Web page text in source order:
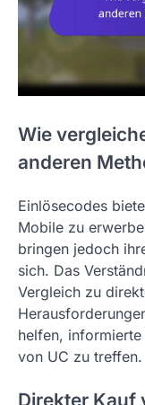
Wie
anderen
Einlösecodes
Mobile zu
bringen jedoch
sich. Das
Vergleich zu
helfen,
von UC zu treffen.
Direkter Kauf